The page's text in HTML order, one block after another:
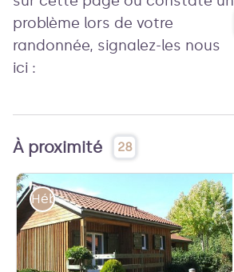
problème lors de votre
randonnée, signalez-les nous
ici :
À proximité 28
Hébergements